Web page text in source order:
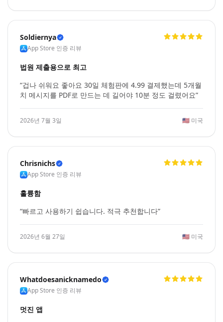
Soldiernya
App Store 인증 리뷰
법원 제출용으로 최고
“겁나 쉬워요 좋아요 30일 체험판에 4.99 결제했는데 5개월
치 메시지를 PDF로 만드는 데 길어야 10분 정도 걸렸어요”
2026년 7월 3일 🇺🇸 미국
Chrisnichs
App Store 인증 리뷰
훌륭함
“빠르고 사용하기 쉽습니다. 적극 추천합니다”
2026년 6월 27일 🇺🇸 미국
Whatdoesanicknamedo
App Store 인증 리뷰
멋진 앱